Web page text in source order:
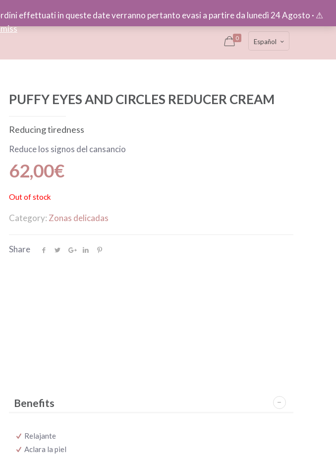
0 Español
PUFFY EYES AND CIRCLES REDUCER CREAM
Reducing tiredness
Reduce los signos del cansancio
62,00€
Out of stock
Category: Zonas delicadas
Share
Benefits
Relajante
Aclara la piel
effettuati in queste date verranno pertanto evasi a partire da lunedì 24 Agosto · ⚠︎